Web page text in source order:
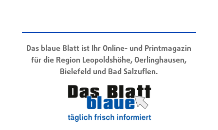
Das blaue Blatt ist Ihr Online- und Printmagazin
für die Region Leopoldshöhe, Oerlinghausen,
Bielefeld und Bad Salzuflen.